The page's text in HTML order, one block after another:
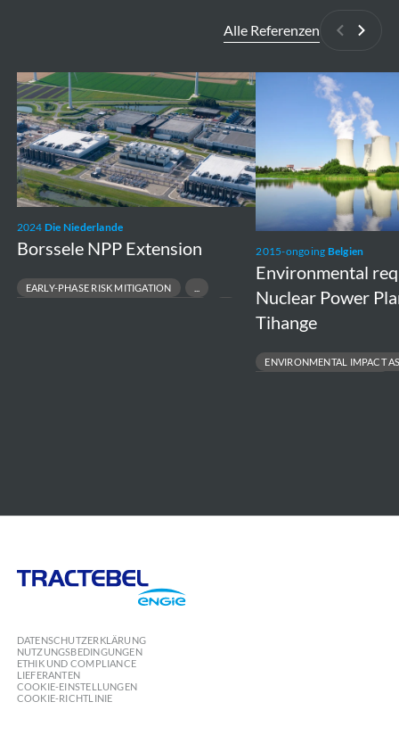
Alle Referenzen
Zurück
2024 Die Niederlande
Borssele NPP Extension
EARLY-PHASE RISK MITIGATION
Borssele
NPP
Extension
2015-ongoing Belgien
Environmental
Nuclear Power
Tihange
ENVIRONMENTAL IMPACT
Environmental
requirements
Nuclear
Power
Plants
Doel
and
Tihange
Engie
DATENSCHUTZERKLÄRUNG
NUTZUNGSBEDINGUNGEN
ETHIK UND COMPLIANCE
LIEFERANTEN
COOKIE-EINSTELLUNGEN
COOKIE-RICHTLINIE